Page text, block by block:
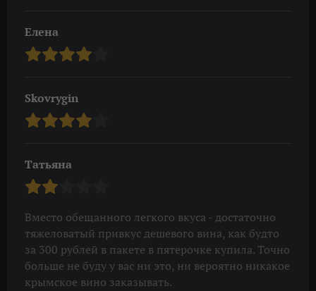
Елена
Skovrygin
Татьяна
Вместо обещанного легкого вкуса - достаточно
тяжеловатый привкус дешевого вина, как будто
за 300 рублей в пакете в пятерочке купила. Точно
больше не буду у вас ни это, ни вероятно никакое
крымское вино заказывать.